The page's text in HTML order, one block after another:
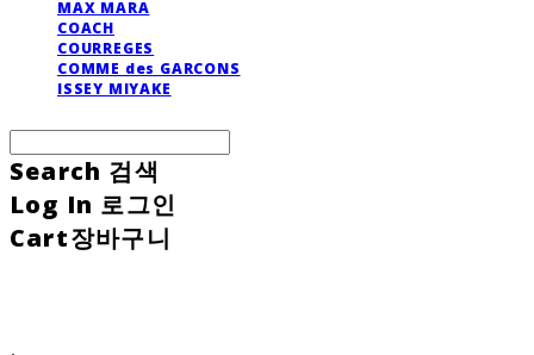
MAX MARA
COACH
COURREGES
COMME des GARCONS
ISSEY MIYAKE
Search 검색
Log In 로그인
Cart장바구니